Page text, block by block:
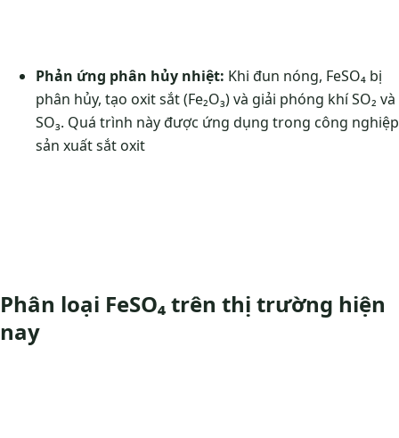
Phản ứng phân hủy nhiệt: Khi đun nóng, FeSO₄ bị
phân hủy, tạo oxit sắt (Fe₂O₃) và giải phóng khí SO₂ và
SO₃. Quá trình này được ứng dụng trong công nghiệp
sản xuất sắt oxit
Phân loại FeSO₄ trên thị trường hiện
nay